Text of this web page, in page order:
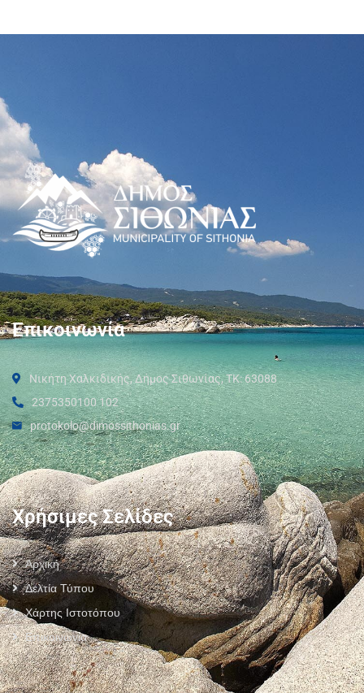
Επικοινωνία
Νικήτη Χαλκιδικής, Δήμος Σιθωνίας, ΤΚ: 63088
2375350100 102
protokolo@dimossithonias.gr
Χρήσιμες Σελίδες
Αρχική
Δελτία Τύπου
Χάρτης Ιστοτόπου
Επικοινωνία